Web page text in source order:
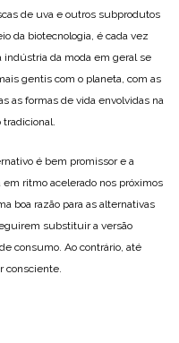
de uva e outros subprodutos
da biotecnologia, é cada vez
indústria da moda em geral se
gentis com o planeta, com as
as formas de vida envolvidas na
é bem promissor e a
ritmo acelerado nos próximos
boa razão para as alternativas
substituir a versão
consumo. Ao contrário, até
consciente.